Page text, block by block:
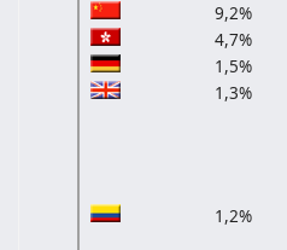
9,2%
4,7%
1,5%
1,3%
1,2%